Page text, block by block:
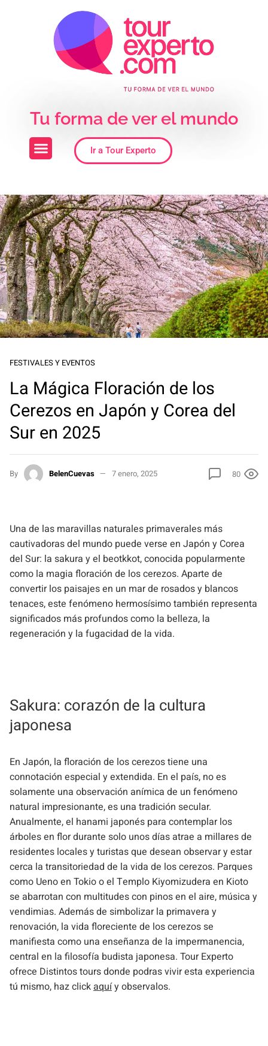
Tu forma de ver el mundo
Ir a Tour Experto
FESTIVALES Y EVENTOS
La Mágica Floración de los
Cerezos en Japón y Corea del
Sur en 2025
By BelenCuevas 7 enero, 2025 80
Una de las maravillas naturales primaverales más
cautivadoras del mundo puede verse en Japón y Corea
del Sur: la sakura y el beotkkot, conocida popularmente
como la magia floración de los cerezos. Aparte de
convertir los paisajes en un mar de rosados y blancos
tenaces, este fenómeno hermosísimo también representa
significados más profundos como la belleza, la
regeneración y la fugacidad de la vida.
Sakura: corazón de la cultura
japonesa
En Japón, la floración de los cerezos tiene una
connotación especial y extendida. En el país, no es
solamente una observación anímica de un fenómeno
natural impresionante, es una tradición secular.
Anualmente, el hanami japonés para contemplar los
árboles en flor durante solo unos días atrae a millares de
residentes locales y turistas que desean observar y estar
cerca la transitoriedad de la vida de los cerezos. Parques
como Ueno en Tokio o el Templo Kiyomizudera en Kioto
se abarrotan con multitudes con pinos en el aire, música y
vendimias. Además de simbolizar la primavera y
renovación, la vida floreciente de los cerezos se
manifiesta como una enseñanza de la impermanencia,
central en la filosofía budista japonesa. Tour Experto
ofrece Distintos tours donde podras vivir esta experiencia
tú mismo, haz clickaquíy observalos.